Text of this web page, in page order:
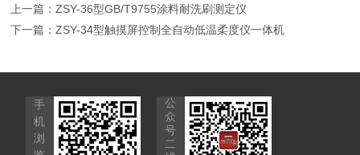
上一篇：ZSY-36型GB/T9755涂料耐洗刷测定仪
下一篇：ZSY-34型触摸屏控制全自动低温柔度仪一体机
手
机
浏
公
众
号
二